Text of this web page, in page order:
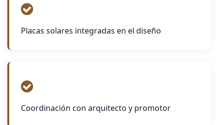
Placas solares integradas en el diseño
Coordinación con arquitecto y promotor